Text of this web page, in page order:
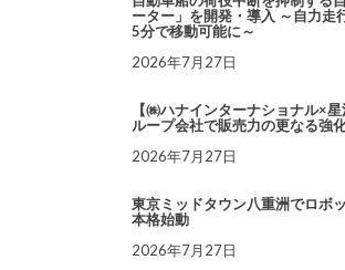
ーター」を開発・導入 ～自力走
5分で移動可能に～
2026年7月27日
【㈱ハナインターナショナル×
ループ会社で販売力の更なる強
2026年7月27日
東京ミッドタウン八重洲でロボ
本格始動
2026年7月27日